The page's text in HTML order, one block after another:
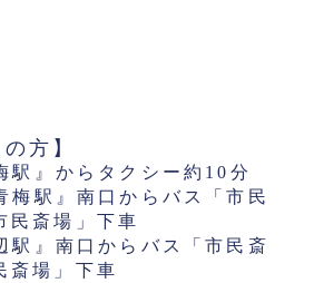
方】
駅』からタクシー約10分
梅駅』南口からバス「市民
民斎場」下車
駅』南口からバス「市民斎
斎場」下車